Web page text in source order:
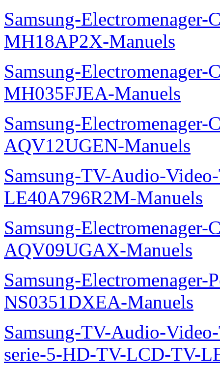
Samsung-Electromenager-
MH18AP2X-Manuels
Samsung-Electromenager-
MH035FJEA-Manuels
Samsung-Electromenager-
AQV12UGEN-Manuels
Samsung-TV-Audio-
LE40A796R2M-Manuels
Samsung-Electromenager-
AQV09UGAX-Manuels
Samsung-
NS0351DXEA-Manuels
Samsung-TV-Audio-
serie-5-HD-TV-LCD-TV-